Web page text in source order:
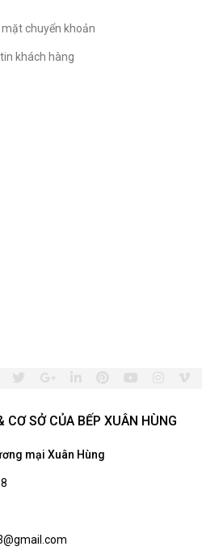
chuyển khoản
khách hàng
CƠ SỞ CỦA BẾP XUÂN HÙNG
mại Xuân Hùng